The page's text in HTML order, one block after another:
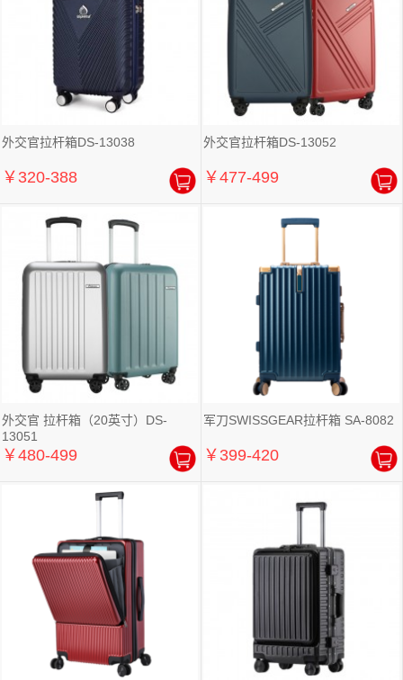
外交官拉杆箱DS-13038
￥320-388
外交官拉杆箱DS-13052
￥477-499
外交官 拉杆箱（20英寸）DS-
13051
￥480-499
军刀SWISSGEAR拉杆箱 SA-8082
￥399-420